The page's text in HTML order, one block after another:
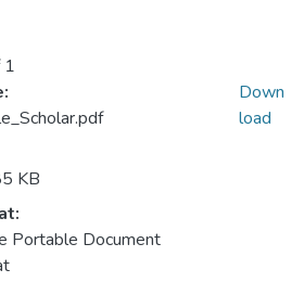
1
KB
Portable Document
Down
load